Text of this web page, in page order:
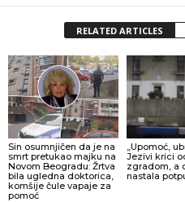
RELATED ARTICLES
Sin osumnjičen da je na
smrt pretukao majku na
Novom Beogradu: Žrtva
bila ugledna doktorica,
komšije čule vapaje za
pomoć
„Upomoć,
Jezivi krici
zgradom, a
nastala